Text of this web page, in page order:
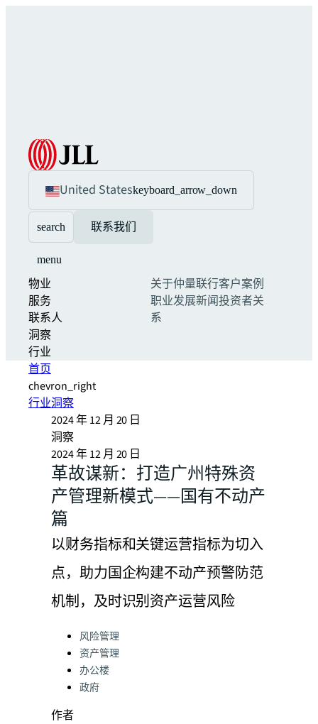
United Stateskeyboard_arrow_down
search 联系我们
menu
物业
服务
联系人
洞察
行业
关于仲量联行客户案例
职业发展新闻投资者关
系
首页
chevron_right
行业洞察
2024 年 12 月 20 日
洞察
2024 年 12 月 20 日
革故谋新：打造广州特殊资
产管理新模式——国有不动产
篇
以财务指标和关键运营指标为切入
点，助力国企构建不动产预警防范
机制，及时识别资产运营风险
Categories:
风险管理
资产管理
办公楼
政府
作者